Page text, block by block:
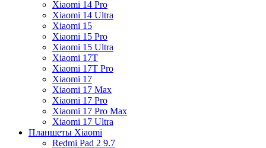
Xiaomi 14 Pro
Xiaomi 14 Ultra
Xiaomi 15
Xiaomi 15 Pro
Xiaomi 15 Ultra
Xiaomi 17T
Xiaomi 17T Pro
Xiaomi 17
Xiaomi 17 Max
Xiaomi 17 Pro
Xiaomi 17 Pro Max
Xiaomi 17 Ultra
Планшеты Xiaomi
Redmi Pad 2 9.7